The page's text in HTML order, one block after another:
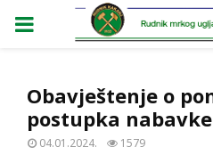
PRIMARY
Obavještenje o
postupka nabavke
04.01.2024. 1579